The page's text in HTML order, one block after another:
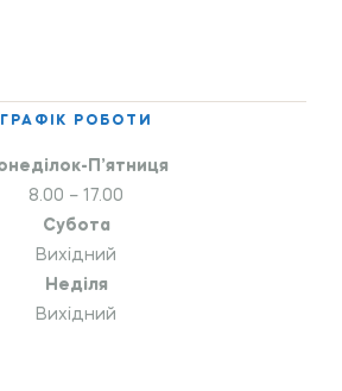
ГРАФІК РОБОТИ
П’ятниця
8.00 – 17.00
Субота
Вихідний
Неділя
Вихідний